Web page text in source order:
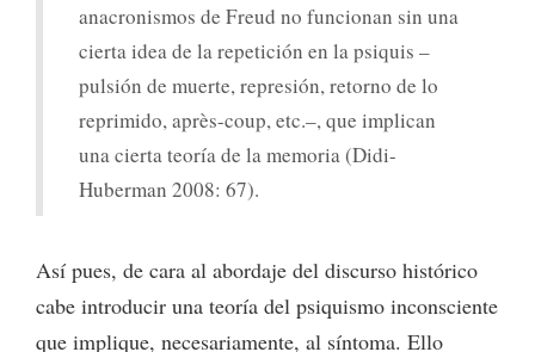
anacronismos de Freud no funcionan sin una
cierta idea de la repetición en la psiquis –
pulsión de muerte, represión, retorno de lo
reprimido, après-coup, etc.–, que implican
una cierta teoría de la memoria (Didi-
Huberman 2008: 67).
Así pues, de cara al abordaje del discurso histórico
cabe introducir una teoría del psiquismo inconsciente
que implique, necesariamente, al síntoma. Ello